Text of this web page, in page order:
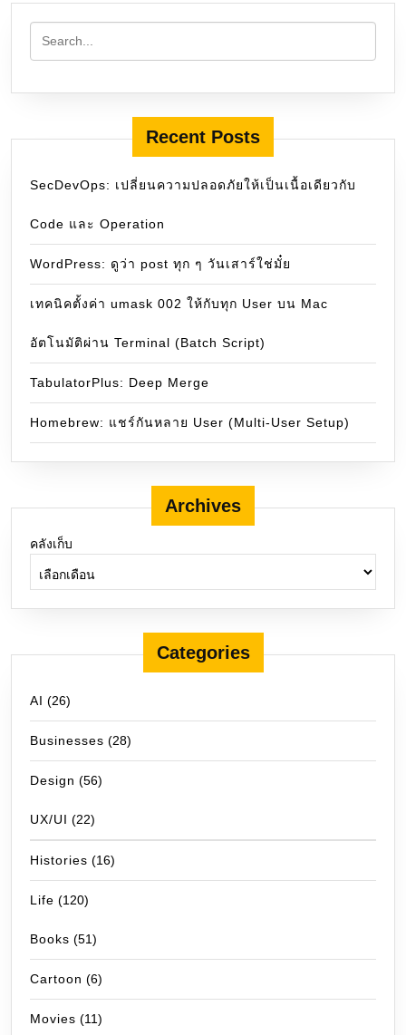
Recent Posts
SecDevOps: เปลี่ยนความปลอดภัยให้เป็นเนื้อเดียวกับ
Code และ Operation
WordPress: ดูว่า post ทุก ๆ วันเสาร์ใช่มั๋ย
เทคนิคตั้งค่า umask 002 ให้กับทุก User บน Mac
อัตโนมัติผ่าน Terminal (Batch Script)
TabulatorPlus: Deep Merge
Homebrew: แชร์กันหลาย User (Multi-User Setup)
Archives
คลังเก็บ
Categories
AI (26)
Businesses (28)
Design (56)
UX/UI (22)
Histories (16)
Life (120)
Books (51)
Cartoon (6)
Movies (11)